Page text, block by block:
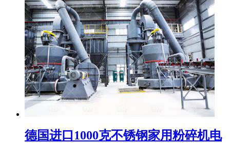
德国进口1000克不锈钢家用粉碎机电